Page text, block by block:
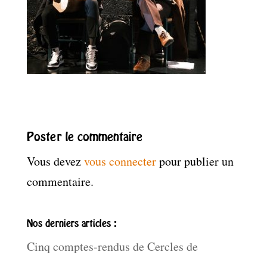
Poster le commentaire
Vous devezvous connecterpour publier un
commentaire.
Nos derniers articles :
Cinq comptes-rendus de Cercles de